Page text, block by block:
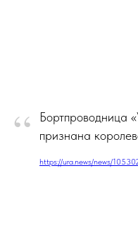
“
Бортпроводница
признана
https://ura.news/news/